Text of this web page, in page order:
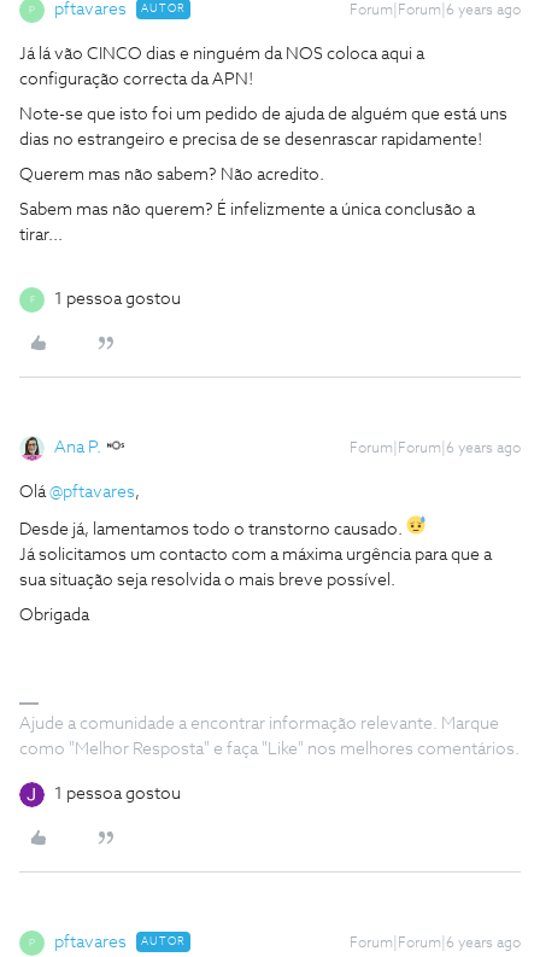
P pftavares AUTOR Forum|Forum|6 years ago
Já lá vão CINCO dias e ninguém da NOS coloca aqui a
configuração correcta da APN!
Note-se que isto foi um pedido de ajuda de alguém que está uns
dias no estrangeiro e precisa de se desenrascar rapidamente!
Querem mas não sabem? Não acredito.
Sabem mas não querem? É infelizmente a única conclusão a
tirar...
F 1 pessoa gostou
Ana P. Forum|Forum|6 years ago
Olá@pftavares,
Desde já, lamentamos todo o transtorno causado.
Já solicitamos um contacto com a máxima urgência para que a
sua situação seja resolvida o mais breve possível.
Obrigada
Ajude a comunidade a encontrar informação relevante. Marque
como "Melhor Resposta" e faça "Like" nos melhores comentários.
1 pessoa gostou
P pftavares AUTOR Forum|Forum|6 years ago